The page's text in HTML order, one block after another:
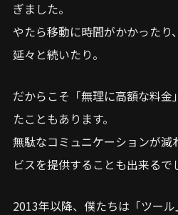
ぎました。
やたら移動に時間がかかったり
延々と続いたり。
だからこそ「無理に高額な料金
たこともあります。
無駄なコミュニケーションが減
ビスを提供することも出来るで
2013年以降、僕たちは「ツー